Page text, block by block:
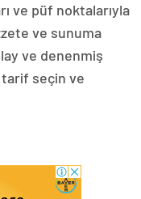
ve püf noktalarıyla
ve sunuma
ve denenmiş
seçin ve